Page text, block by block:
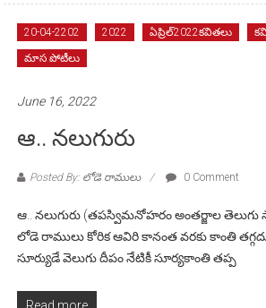
20-04-2202 2022 ఏప్రిల్2022కవితలు
మాస పోటీలు
June 16, 2022
ఆ.. నలుగురు
Posted By: లోడె రాములు 0 Comment
ఆ.. నలుగురు (తపస్విమనోహరం అంతర్జాల
లోడె రాములు కోరిక ఆవిరి కానంత వరకు కాంతి
సూర్యుడే వెలుగు దీపం నేటికీ సూర్యకాంతి తప్ప